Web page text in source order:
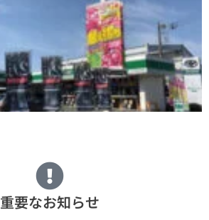
重要なお知らせ